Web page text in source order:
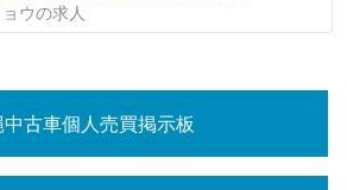
ウの求人
古車個人売買掲示板